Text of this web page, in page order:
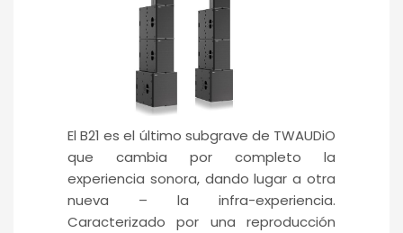
El B21 es el último subgrave de TWAUDiO
que cambia por completo la
experiencia sonora, dando lugar a otra
nueva – la infra-experiencia.
Caracterizado por una reproducción